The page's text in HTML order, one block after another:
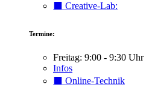
⬛️ Creative-Lab:
Termine:
Freitag: 9:00 - 9:30 Uhr
Infos
⬛️ Online-Technik